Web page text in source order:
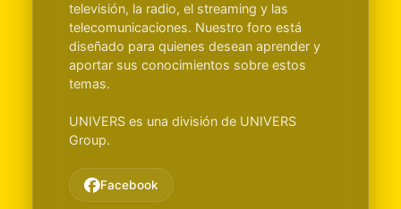
televisión, la radio, el streaming y las
telecomunicaciones. Nuestro foro está
diseñado para quienes desean aprender y
aportar sus conocimientos sobre estos
temas.
UNIVERS es una división de UNIVERS
Group.
Facebook